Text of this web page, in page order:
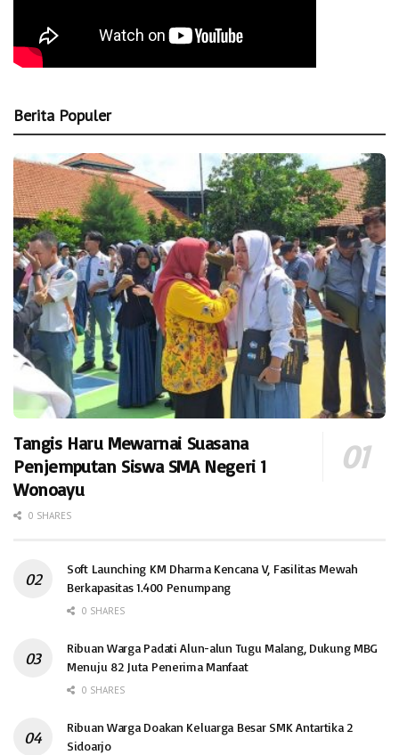
Berita Populer
Tangis Haru Mewarnai Suasana
Penjemputan Siswa SMA Negeri 1
Wonoayu
0 SHARES
Soft Launching KM Dharma Kencana V, Fasilitas Mewah
Berkapasitas 1.400 Penumpang
0 SHARES
Ribuan Warga Padati Alun-alun Tugu Malang, Dukung MBG
Menuju 82 Juta Penerima Manfaat
0 SHARES
Ribuan Warga Doakan Keluarga Besar SMK Antartika 2
Sidoarjo